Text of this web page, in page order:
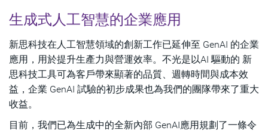
生成式人工智慧的企業應用
新思科技在人工智慧領域的創新工作已延伸至 GenAI 的企業
應用，用於提升生產力與營運效率。不光是以AI 驅動的 新
思科技工具可為客戶帶來顯著的品質、週轉時間與成本效
益，企業 GenAI 試驗的初步成果也為我們的團隊帶來了重大
收益。
目前，我們已為生成中的全新內部 GenAI應用規劃了一條令